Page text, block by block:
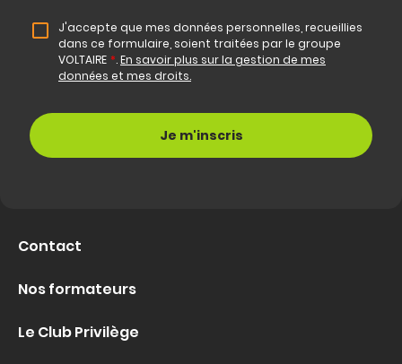
J'accepte que mes données personnelles, recueillies
dans ce formulaire, soient traitées par le groupe
VOLTAIRE *.En savoir plus sur la gestion de mes
données et mes droits.
Contact
Nos formateurs
Le Club Privilège